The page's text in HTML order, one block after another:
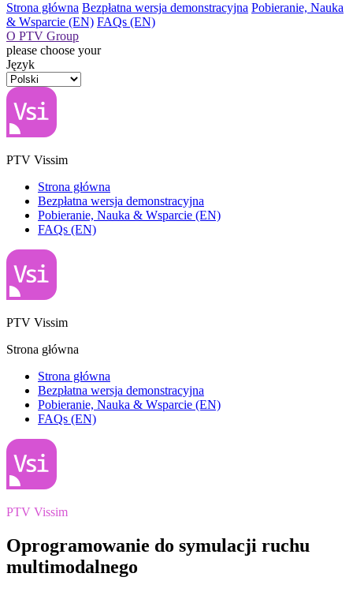
Strona główna Bezpłatna wersja demonstracyjna Pobieranie, Nauka
& Wsparcie (EN) FAQs (EN)
O PTV Group
please choose your
Język
PTV Vissim
Strona główna
Bezpłatna wersja demonstracyjna
Pobieranie, Nauka & Wsparcie (EN)
FAQs (EN)
PTV Vissim
Strona główna
Strona główna
Bezpłatna wersja demonstracyjna
Pobieranie, Nauka & Wsparcie (EN)
FAQs (EN)
PTV Vissim
Oprogramowanie do symulacji ruchu
multimodalnego